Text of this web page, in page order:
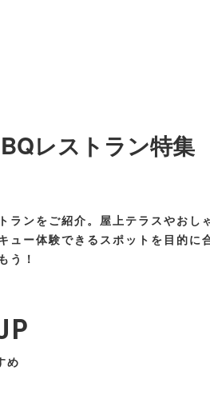
レストラン特集
ンをご紹介。屋上テラスやおし
ー体験できるスポットを目的に
う！
め